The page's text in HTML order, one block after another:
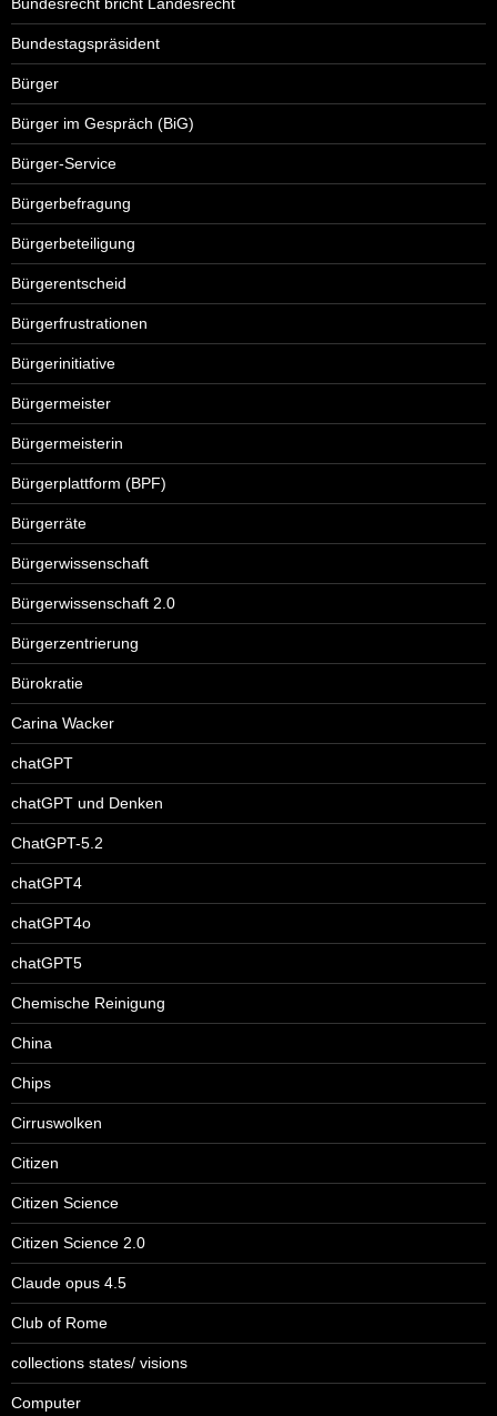
Bundestagspräsident
Bürger
Bürger im Gespräch (BiG)
Bürger-Service
Bürgerbefragung
Bürgerbeteiligung
Bürgerentscheid
Bürgerfrustrationen
Bürgerinitiative
Bürgermeister
Bürgermeisterin
Bürgerplattform (BPF)
Bürgerräte
Bürgerwissenschaft
Bürgerwissenschaft 2.0
Bürgerzentrierung
Bürokratie
Carina Wacker
chatGPT
chatGPT und Denken
ChatGPT-5.2
chatGPT4
chatGPT4o
chatGPT5
Chemische Reinigung
China
Chips
Cirruswolken
Citizen
Citizen Science
Citizen Science 2.0
Claude opus 4.5
Club of Rome
collections states/ visions
Computer